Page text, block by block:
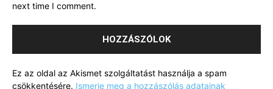
next time I comment.
Ez az oldal az Akismet szolgáltatást használja a spam
csökkentésére. Ismerje meg a hozzászólás adatainak